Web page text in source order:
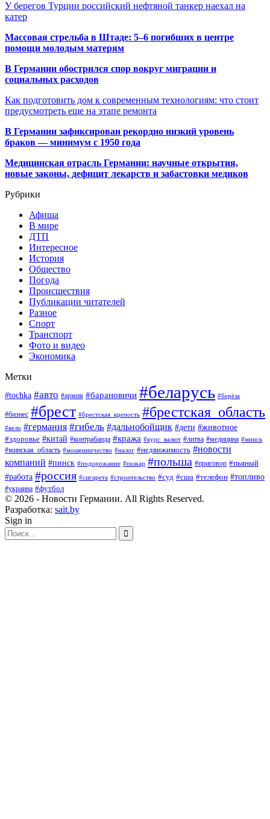
У берегов Турции российский нефтяной танкер наехал на
катер
Массовая стрельба в Штаде: 5–6 погибших в центре
помощи молодым матерям
В Германии обострился спор вокруг миграции и
социальных расходов
Как подготовить дом к современным технологиям: что стоит
предусмотреть еще на этапе ремонта
В Германии зафиксирован рекордно низкий уровень
браков — минимум с 1950 года
Медицинская отрасль Германии: научные открытия,
новые законы, дефицит лекарств и забастовки медиков
Рубрики
Афиша
В мире
ДТП
Интересное
История
Общество
Погода
Происшествия
Публикации читателей
Разное
Спорт
Транспорт
Фото и видео
Экономика
Метки
#tochka #авто #армия #барановичи #беларусь #берёза
#бизнес #брест #брестская_крепость #брестская_область
#вело #германия #гибель #дальнобойщик #дети #животное
#здоровье #китай #контрабанда #кража #курс_валют #литва #медицина #минск
#минская_область #мошенничество #налог #недвижимость #новости
компаний #пинск #подорожание #пожар #польша #приговор #пьяный
#работа #россия #сигарета #строительство #суд #сша #телефон #топливо
#украина #футбол
© 2026 - Новости Германии. All Rights Reserved.
Разработка: sait.by
Sign in